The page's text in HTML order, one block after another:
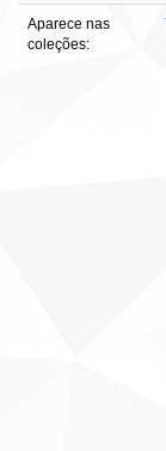
Aparece nas
coleções: